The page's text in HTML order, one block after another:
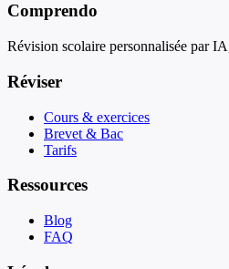
Comprendo
Révision scolaire personnalisée par
Réviser
Cours & exercices
Brevet & Bac
Tarifs
Ressources
Blog
FAQ